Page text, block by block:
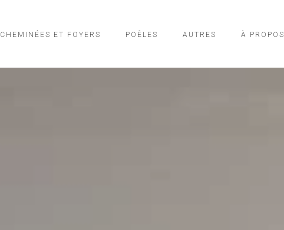
CHEMINÉES ET FOYERS POÊLES AUTRES À PROPOS